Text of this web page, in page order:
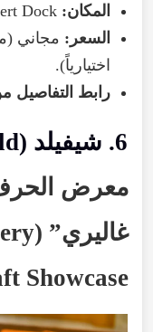
المكان:
Dock
السعر : مجاني (
اختيارياً).
رابط التفاصيل
6
. شيفيلد (
معرض
غاليري” (
Showcase